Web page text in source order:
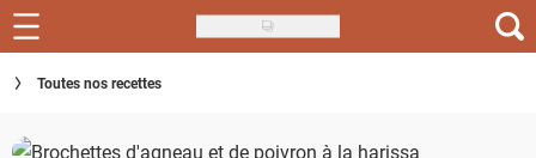
Skip
to
main
Recettes
Inspirations
Toutes nos recettes